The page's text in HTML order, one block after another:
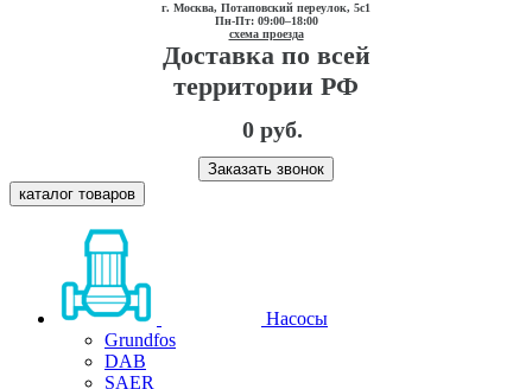
г. Москва, Потаповский переулок, 5с1
Пн-Пт: 09:00–18:00
схема проезда
Доставка по всей
территории РФ
0 руб.
Заказать звонок
каталог товаров
Насосы
Grundfos
DAB
SAER